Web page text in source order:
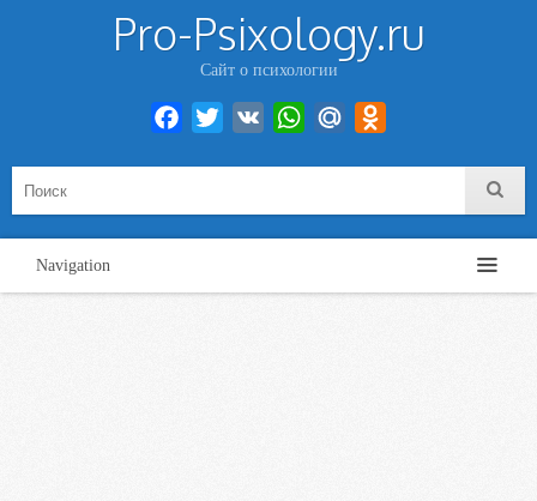
Pro-Psixology.ru
Сайт о психологии
Facebook
Twitter VK WhatsAppMail.Ru
Navigation